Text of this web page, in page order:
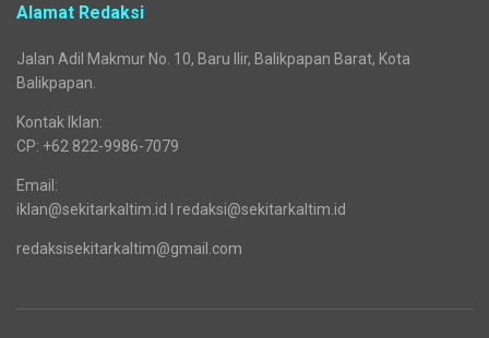
Alamat Redaksi
Jalan Adil Makmur No. 10, Baru Ilir, Balikpapan Barat, Kota
Balikpapan.
Kontak Iklan:
CP: +62 822-9986-7079
Email:
iklan@sekitarkaltim.id I redaksi@sekitarkaltim.id
redaksisekitarkaltim@gmail.com